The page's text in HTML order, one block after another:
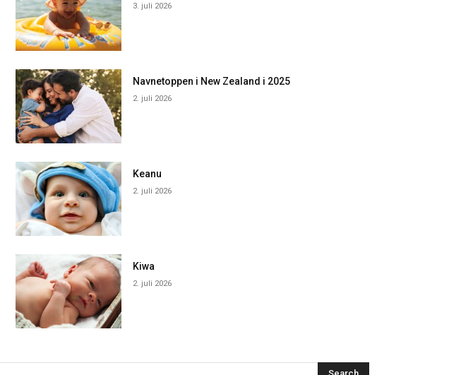
3. juli 2026
Navnetoppen i New Zealand i 2025
2. juli 2026
Keanu
2. juli 2026
Kiwa
2. juli 2026